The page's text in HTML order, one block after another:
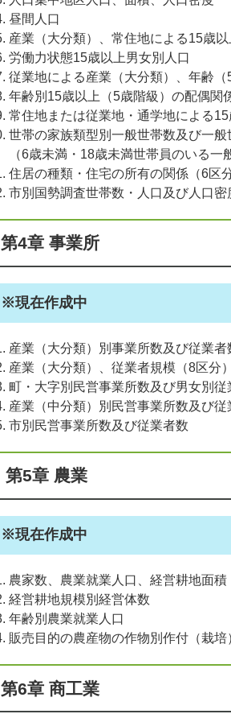
昼間人口
産業（大分類）、常住地による15歳
労働力状態15歳以上男女別人口
従業地による産業（大分類）、年齢
年齢別15歳以上（5歳階級）の配偶関
常住地または従業地・通学地による
世帯の家族類型別一般世帯数及び一般
（6歳未満・18歳未満世帯員のいる一
住居の種類・住宅の所有の関係（6区
市別国勢調査世帯数・人口及び人口密
第4章 事業所
※現在作成中
産業（大分類）別事業所数及び従業者
産業（大分類）、従業者規模（8区分
町・大字別民営事業所数及び男女別従
産業（中分類）別民営事業所数及び従
市別民営事業所数及び従業者数
第5章 農業
※現在作成中
農家数、農業就業人口、経営耕地面積
経営耕地規模別経営体数
年齢別農業就業人口
販売目的の農産物の作物別作付（栽
第6章 商工業